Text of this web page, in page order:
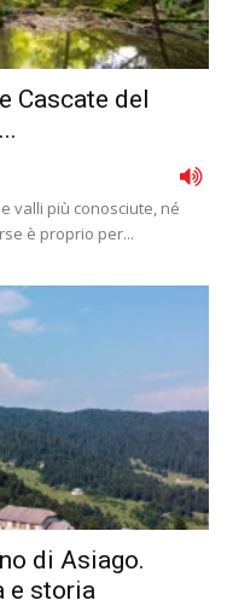
Cascate del
valli più conosciute, né
è proprio per...
di Asiago.
e storia